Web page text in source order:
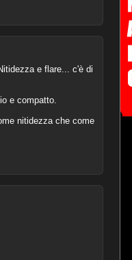
e flare... c'è di
e compatto.
nitidezza che come